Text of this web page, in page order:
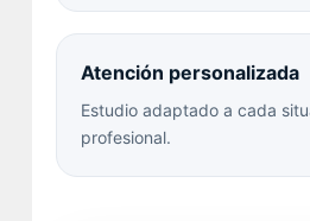
Atención personalizada
Estudio adaptado a cada
profesional.